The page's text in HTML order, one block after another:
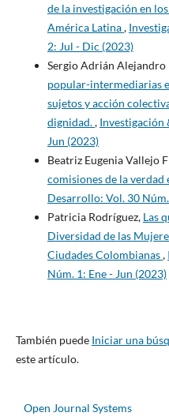
de la investigación en
América Latina,
2: Jul - Dic (2023)
Sergio Adrián Alejandro
popular-intermediarias
sujetos y acción
dignidad., Investigación
Jun (2023)
Beatriz Eugenia Vallejo
comisiones de la verdad
Desarrollo: Vol. 30
Patricia Rodríguez, Las
Diversidad de las
Ciudades Colombianas,
Núm. 1: Ene - Jun (2023)
También puede Iniciar una
este artículo.
Open Journal Systems